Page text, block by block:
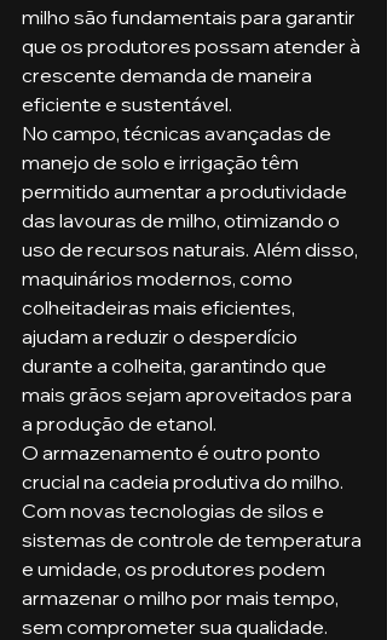
milho são fundamentais para garantir
que os produtores possam atender à
crescente demanda de maneira
eficiente e sustentável.
No campo, técnicas avançadas de
manejo de solo e irrigação têm
permitido aumentar a produtividade
das lavouras de milho, otimizando o
uso de recursos naturais. Além disso,
maquinários modernos, como
colheitadeiras mais eficientes,
ajudam a reduzir o desperdício
durante a colheita, garantindo que
mais grãos sejam aproveitados para
a produção de etanol.
O armazenamento é outro ponto
crucial na cadeia produtiva do milho.
Com novas tecnologias de silos e
sistemas de controle de temperatura
e umidade, os produtores podem
armazenar o milho por mais tempo,
sem comprometer sua qualidade.